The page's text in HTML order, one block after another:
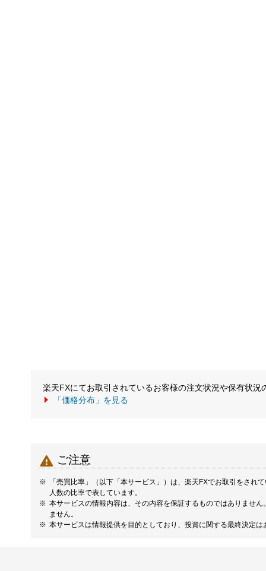
楽天FXにてお取引されているお客様の注文状況や保有状
「価格分布」を見る
 ご注意
「売買比率」（以下「本サービス」）は、楽天FXでお取引をさ
人数の比率で表しています。
本サービスの情報内容は、その内容を保証するものではありませ
ません。
本サービスは情報提供を目的としており、投資に関する最終決定